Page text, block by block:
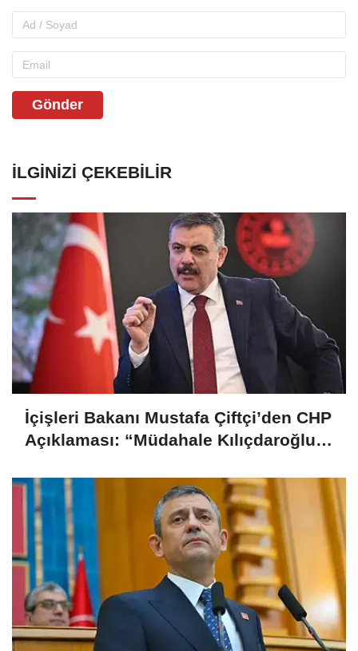
Gönder
İLGINIZI ÇEKEBILIR
İçişleri Bakanı Mustafa Çiftçi’den CHP
Açıklaması: “Müdahale Kılıçdaroğlu